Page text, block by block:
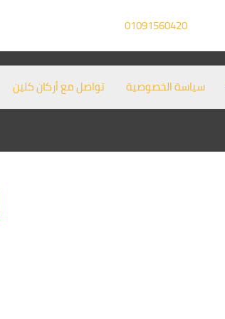
01091560420
سياسة الخصوصية تواصل مع أركان كلين